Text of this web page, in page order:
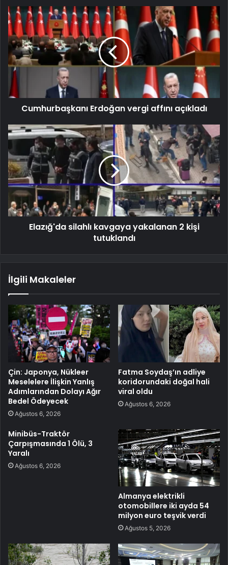
Cumhurbaşkanı Erdoğan vergi affını açıkladı
Elazığ'da silahlı kavgaya yakalanan 2 kişi
tutuklandı
İlgili Makaleler
Çin: Japonya, Nükleer
Meselelere İlişkin Yanlış
Adımlarından Dolayı Ağır
Bedel Ödeyecek
Ağustos 6, 2026
Fatma Soydaş’ın adliye
koridorundaki doğal hali
viral oldu
Ağustos 6, 2026
Minibüs-Traktör
Çarpışmasında 1 Ölü, 3
Yaralı
Ağustos 6, 2026
Almanya elektrikli
otomobillere iki ayda 54
milyon euro teşvik verdi
Ağustos 5, 2026